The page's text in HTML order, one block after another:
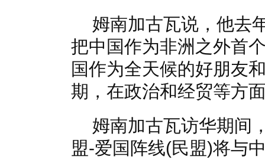
姆南加古瓦说，他去
把中国作为非洲之外首
国作为全天候的好朋友
期，在政治和经贸等方
姆南加古瓦访华期间
盟-爱国阵线(民盟)将与